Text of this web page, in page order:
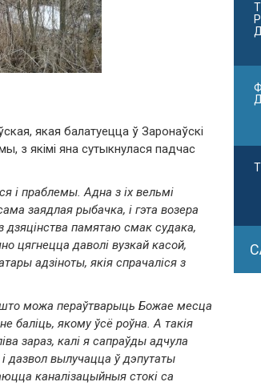
якая балатуецца ў Заронаўскі
з якімі яна сутыкнулася падчас
і праблемы. Адна з іх вельмі
заядлая рыбачка, і гэта возера
дзяцінства памятаю смак судака,
цягнецца даволі вузкай касой,
адзіноты, якія спрачаліся з
што можа пераўтварыць Божае месца
баліць, якому ўсё роўна. А такія
зараз, калі я сапраўды адчула
дазвол вылучацца ў дэпутаты
каналізацыйныя стокі са